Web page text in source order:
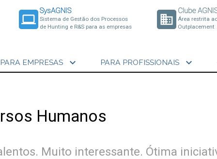
laptop
SysAGNIS
Sistema de Gestão dos Processos
de Hunting e R&S para as empresas
business
Clube
Área restrita
Outplacement
PARA EMPRESAS expand_more PARA PROFISSIONAIS expand_more
Humanos
Muito interessante. Ótima